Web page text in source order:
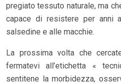
pregiato tessuto naturale, ma
capace di resistere per anni
salsedine e alle macchie.
La prossima volta che
fermatevi all’etichetta «
sentitene la morbidezza,